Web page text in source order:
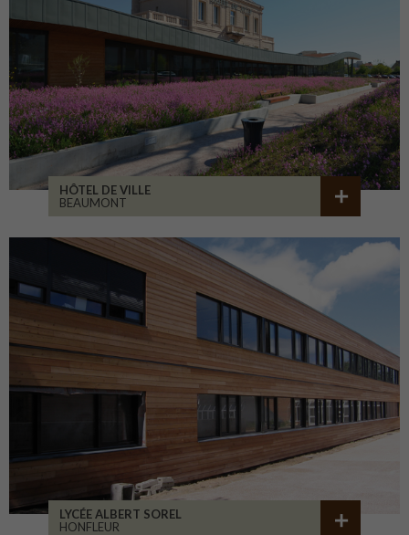
HÔTEL DE VILLE
BEAUMONT
LYCÉE ALBERT SOREL
HONFLEUR